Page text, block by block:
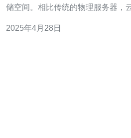
储空间。相比传统的物理服务器，
网枢纽，拥有先进的网络基础设施
2025年4月28日